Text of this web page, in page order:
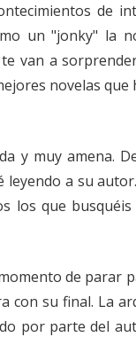
de
un "jonky" la
van a
novelas que
y muy amena.
a su
los que
de parar
con su final. La
por parte del